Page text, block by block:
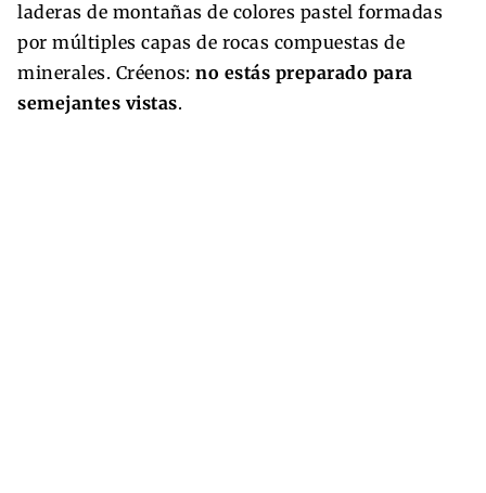
laderas de montañas de colores pastel formadas
por múltiples capas de rocas compuestas de
minerales. Créenos: no estás preparado para
semejantes vistas.